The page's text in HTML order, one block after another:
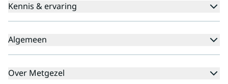
Kennis & ervaring
Agenda
Voor cliënten
Algemeen
Aanmeldprocedure
Over Metgezel